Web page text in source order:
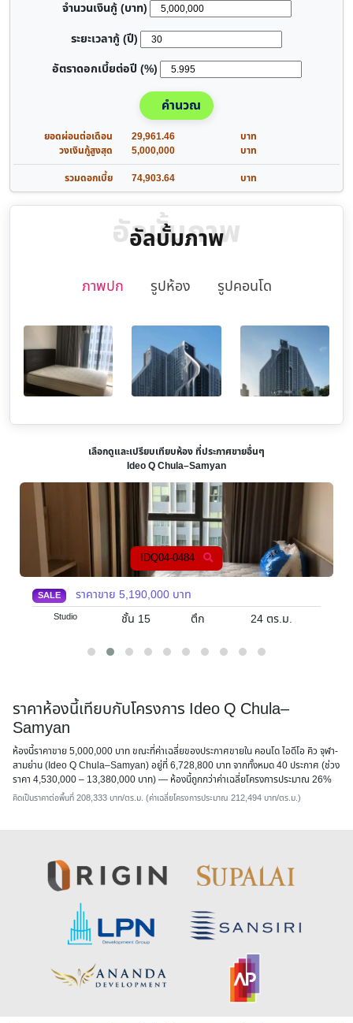
จำนวนเงินกู้ (บาท)
ระยะเวลากู้ (ปี)
อัตราดอกเบี้ยต่อปี (%)
คำนวณ
ยอดผ่อนต่อเดือน 29,961.46
บาท
วงเงินกู้สูงสุด
5,000,000
บาท
รวมดอกเบี้ย
74,903.64 บาท
อัลบั้มภาพ
อัลบั้มภาพ
ภาพปก รูปห้อง รูปคอนโด
เลือกดูและเปรียบเทียบห้อง ที่ประกาศขายอื่นๆ
Ideo Q Chula–Samyan
IDQ04-0271
SALE ราคาขาย5,150,000 บาท
Studio ชั้น 20 ตึก 23 ตร.ม.
ราคาห้องนี้เทียบกับโครงการ Ideo Q Chula–
Samyan
ห้องนี้ราคาขาย 5,000,000 บาท ขณะที่ค่าเฉลี่ยของประกาศขายใน คอนโด ไอดีโอ คิว จุฬา-
สามย่าน (Ideo Q Chula–Samyan) อยู่ที่ 6,728,800 บาท จากทั้งหมด 40 ประกาศ (ช่วง
ราคา 4,530,000 – 13,380,000 บาท) — ห้องนี้ถูกกว่าค่าเฉลี่ยโครงการประมาณ 26%
คิดเป็นราคาต่อพื้นที่ 208,333 บาท/ตร.ม. (ค่าเฉลี่ยโครงการประมาณ 212,494 บาท/ตร.ม.)